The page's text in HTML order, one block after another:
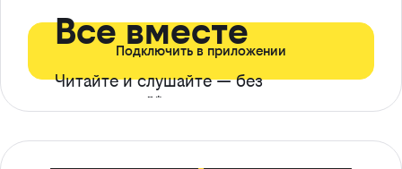
Все вместе
Читайте и слушайте — без
ограничений*
Подключить в приложении